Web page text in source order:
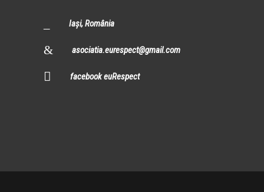
Iași, România
asociatia.eurespect@gmail.com
facebook euRespect